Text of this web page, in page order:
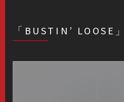
「BUSTIN’ LOOSE」